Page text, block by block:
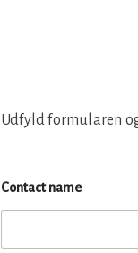
Udfyld formularen
Contact name